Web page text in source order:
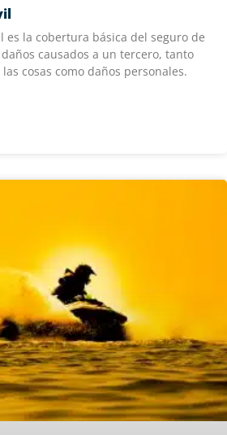
es la cobertura básica del seguro de
causados a un tercero, tanto
cosas como daños personales.